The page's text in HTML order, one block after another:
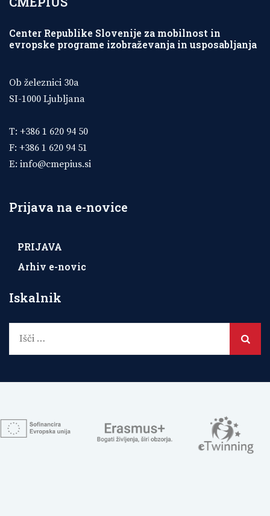
Center Republike Slovenije za mobilnost in
evropske programe izobraževanja in usposabljanja
Ob železnici 30a
SI-1000 Ljubljana
T: +386 1 620 94 50
F: +386 1 620 94 51
E: info@cmepius.si
Prijava na e-novice
PRIJAVA
Arhiv e-novic
Iskalnik